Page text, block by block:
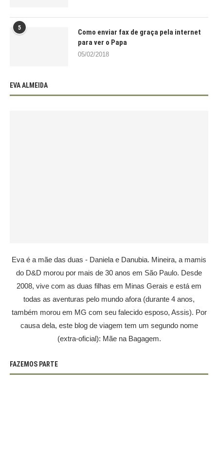
5
Como enviar fax de graça pela internet
para ver o Papa
05/02/2018
EVA ALMEIDA
Eva é a mãe das duas - Daniela e Danubia. Mineira, a mamis
do D&D morou por mais de 30 anos em São Paulo. Desde
2008, vive com as duas filhas em Minas Gerais e está em
todas as aventuras pelo mundo afora (durante 4 anos,
também morou em MG com seu falecido esposo, Assis). Por
causa dela, este blog de viagem tem um segundo nome
(extra-oficial): Mãe na Bagagem.
FAZEMOS PARTE